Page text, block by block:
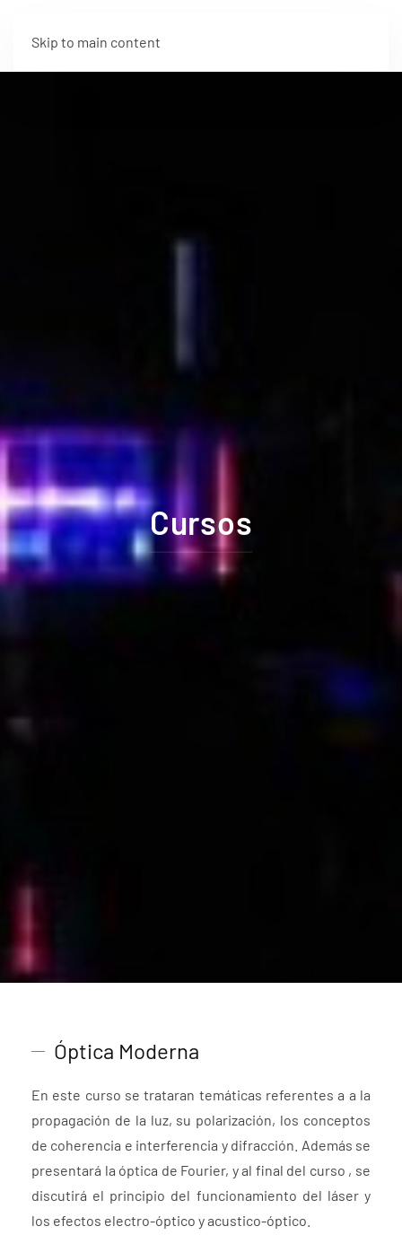
Skip to main content
Cursos
Óptica Moderna
En este curso se trataran temáticas referentes a a la
propagación de la luz, su polarización, los conceptos
de coherencia e interferencia y difracción. Además se
presentará la óptica de Fourier, y al final del curso , se
discutirá el principio del funcionamiento del láser y
los efectos electro-óptico y acustico-óptico.